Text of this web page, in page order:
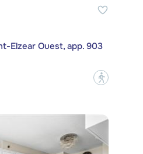
Elzear Ouest, app. 903
?